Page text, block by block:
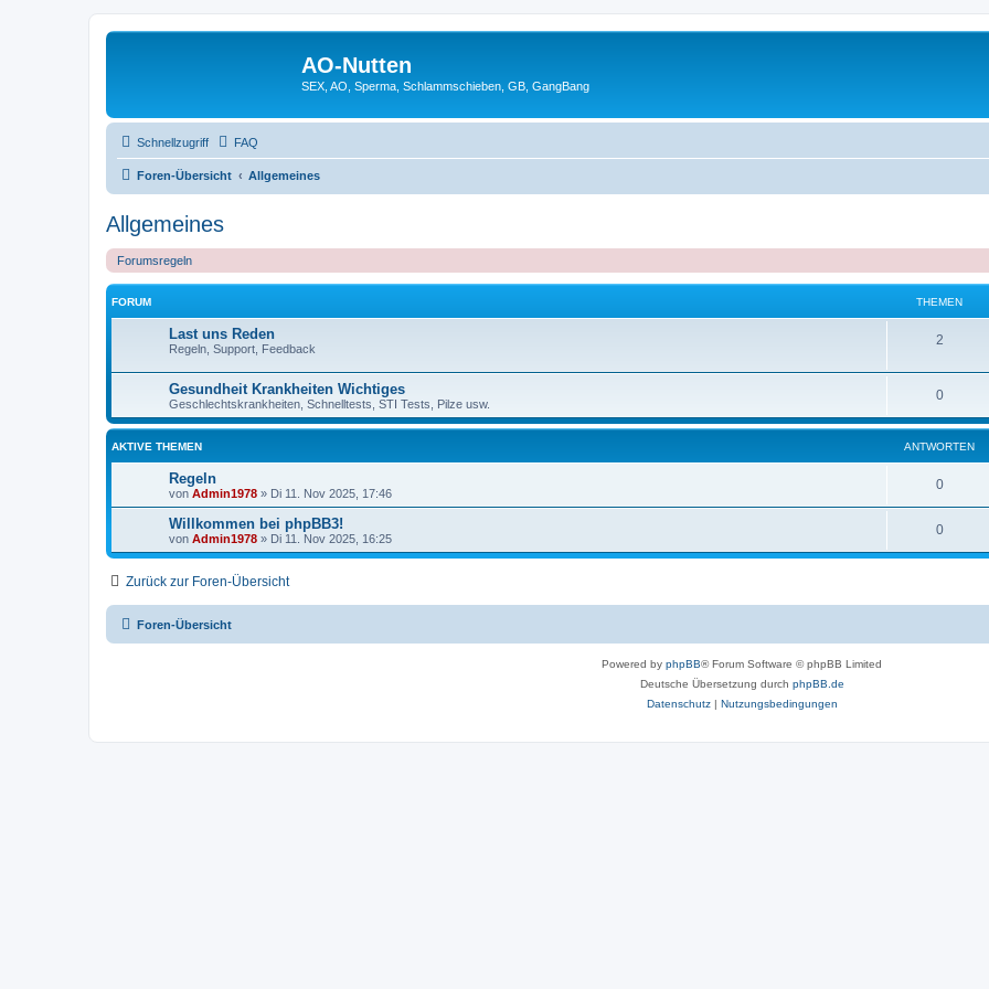
AO-Nutten
SEX, AO, Sperma, Schlammschieben, GB, GangBang
Schnellzugriff FAQ
Foren-Übersicht Allgemeines
Allgemeines
Forumsregeln
FORUM THEMEN
Last uns Reden
Regeln, Support, Feedback
2
Gesundheit Krankheiten Wichtiges
Geschlechtskrankheiten, Schnelltests, STI Tests, Pilze usw.
0
AKTIVE THEMEN ANTWORTEN
Regeln
von Admin1978 » Di 11. Nov 2025, 17:46
0
Willkommen bei phpBB3!
von Admin1978 » Di 11. Nov 2025, 16:25
0
Zurück zur Foren-Übersicht
Foren-Übersicht
Powered by phpBB® Forum Software © phpBB Limited
Deutsche Übersetzung durch phpBB.de
Datenschutz| Nutzungsbedingungen